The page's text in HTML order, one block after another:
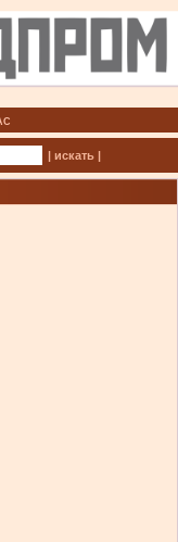
| искать |